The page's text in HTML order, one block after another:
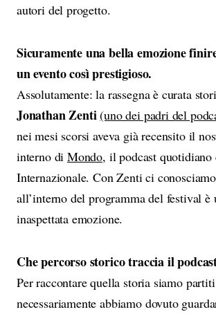
autori del progetto.
Sicuramente una bella emozione
un evento così prestigioso.
Assolutamente: la rassegna è curata
Jonathan Zenti(uno dei padri del
nei mesi scorsi aveva già recensito il
interno diMondo, il podcast quotidiano
Internazionale. Con Zenti ci
all’interno del programma del festival è
inaspettata emozione.
Che percorso storico traccia il
Per raccontare quella storia siamo
necessariamente abbiamo dovuto